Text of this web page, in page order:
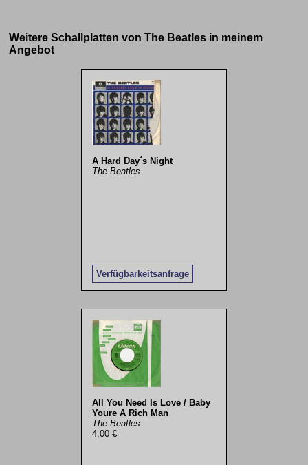
Weitere Schallplatten von The Beatles in meinem
Angebot
A Hard Day´s Night
The Beatles
Verfügbarkeitsanfrage
All You Need Is Love / Baby
Youre A Rich Man
The Beatles
4,00 €